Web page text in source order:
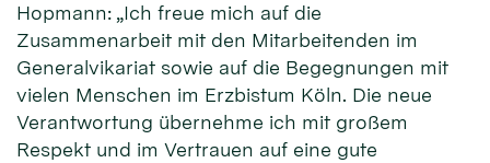
Hopmann: „Ich freue mich auf die
Zusammenarbeit mit den Mitarbeitenden im
Generalvikariat sowie auf die Begegnungen mit
vielen Menschen im Erzbistum Köln. Die neue
Verantwortung übernehme ich mit großem
Respekt und im Vertrauen auf eine gute